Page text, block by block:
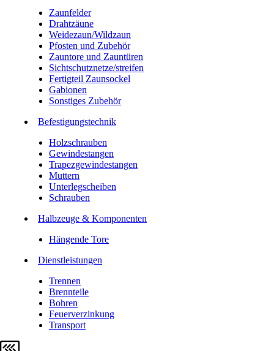
Zaunfelder
Drahtzäune
Weidezaun/Wildzaun
Pfosten und Zubehör
Zauntore und Zauntüren
Sichtschutznetze/streifen
Fertigteil Zaunsockel
Gabionen
Sonstiges Zubehör
Befesti­gungstechnik
Holzschrauben
Gewindestangen
Trapezgewindestangen
Muttern
Unterlegscheiben
Schrauben
Halbzeuge & Komponenten
Hängende Tore
Dienstleistungen
Trennen
Brennteile
Bohren
Feuerverzinkung
Transport